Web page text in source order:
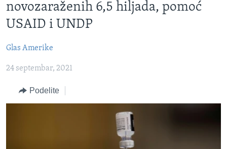
na
glavnu
Idi
na
AMERIKA
EKONOMIJA
NAUKA I TEHNOLOGIJA
TV PROGRAM
Learning English
PRATITE NAS
novozaraženih 6,5 hiljada, pomoć
USAID i UNDP
Glas Amerike
24 septembar, 2021
Podelite